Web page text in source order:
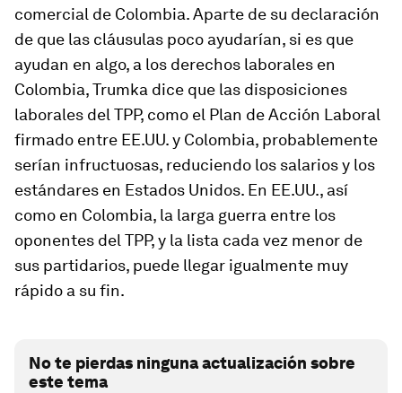
comercial de Colombia. Aparte de su declaración
de que las cláusulas poco ayudarían, si es que
ayudan en algo, a los derechos laborales en
Colombia, Trumka dice que las disposiciones
laborales del TPP, como el Plan de Acción Laboral
firmado entre EE.UU. y Colombia, probablemente
serían infructuosas, reduciendo los salarios y los
estándares en Estados Unidos. En EE.UU., así
como en Colombia, la larga guerra entre los
oponentes del TPP, y la lista cada vez menor de
sus partidarios, puede llegar igualmente muy
rápido a su fin.
No te pierdas ninguna actualización sobre
este tema